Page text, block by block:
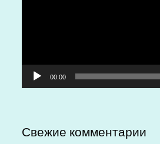
00:00
Свежие комментарии